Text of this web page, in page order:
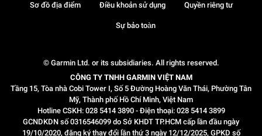
© Garmin Ltd. or its subsidiaries. All rights reserved.
CÔNG TY TNHH GARMIN VIỆT NAM
Tầng 15, Tòa nhà Cobi Tower I, Số 5 Đường Hoàng Văn Thái, Phường Tân
Mỹ, Thành phố Hồ Chí Minh, Việt Nam
Hotline CSKH: 028 5414 3890 - Điện thoại: 028 5414 3899
GCNDKDN số 0316546099 do Sở KHDT TP.HCM cấp lần đầu ngày
19/10/2020, đăng ký thay đổi lần thứ 3 ngày 12/12/2025, GPKD số
Sơ đồ địa điểm Điều khoản sử dụng Quyền riêng tư
Sự bảo toàn